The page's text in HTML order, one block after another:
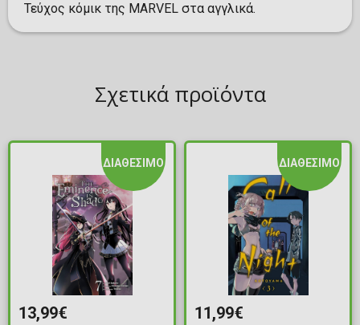
Τεύχος κόμικ της MARVEL στα αγγλικά.
Σχετικά προϊόντα
ΔΙΑΘΕΣΙΜΟ
13,99€
ΔΙΑΘΕΣΙΜΟ
11,99€